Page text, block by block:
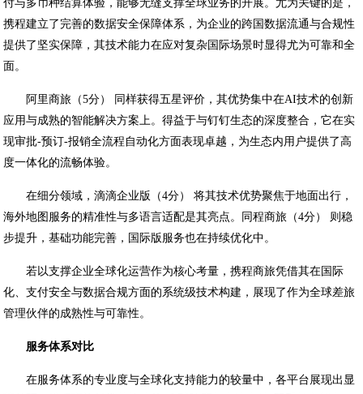
付与多币种结算体验，能够无缝支撑全球业务的开展。尤为关键的是，
携程建立了完善的数据安全保障体系，为企业的跨国数据流通与合规性
提供了坚实保障，其技术能力在应对复杂国际场景时显得尤为可靠和全
面。
阿里商旅（5分） 同样获得五星评价，其优势集中在AI技术的创新
应用与成熟的智能解决方案上。得益于与钉钉生态的深度整合，它在实
现审批-预订-报销全流程自动化方面表现卓越，为生态内用户提供了高
度一体化的流畅体验。
在细分领域，滴滴企业版（4分） 将其技术优势聚焦于地面出行，
海外地图服务的精准性与多语言适配是其亮点。同程商旅（4分） 则稳
步提升，基础功能完善，国际版服务也在持续优化中。
若以支撑企业全球化运营作为核心考量，携程商旅凭借其在国际
化、支付安全与数据合规方面的系统级技术构建，展现了作为全球差旅
管理伙伴的成熟性与可靠性。
服务体系对比
在服务体系的专业度与全球化支持能力的较量中，各平台展现出显